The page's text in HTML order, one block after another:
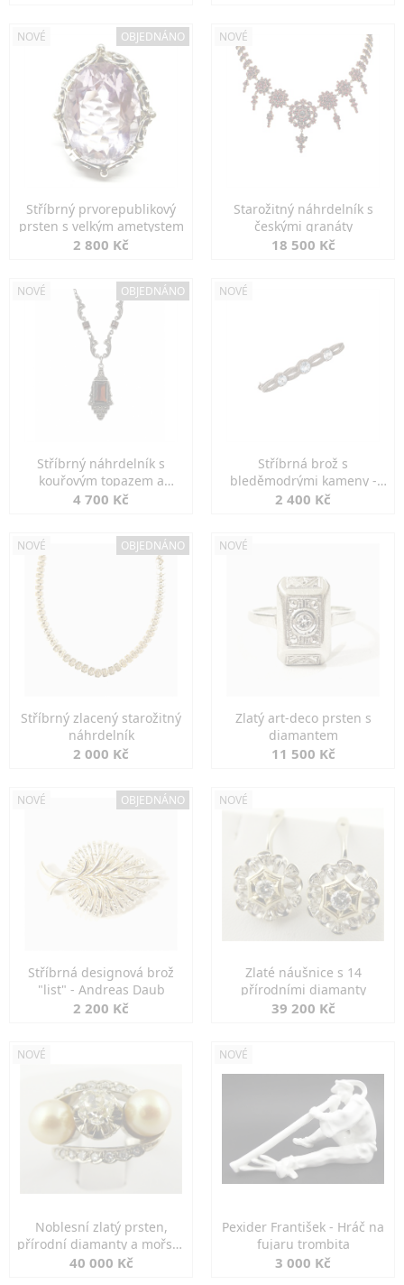
NOVÉ OBJEDNÁNO
Stříbrný prvorepublikový
prsten s velkým ametystem
2 800 Kč
NOVÉ
Starožitný náhrdelník s
českými granáty
18 500 Kč
NOVÉ OBJEDNÁNO
Stříbrný náhrdelník s
kouřovým topazem a
markazity
4 700 Kč
NOVÉ
Stříbrná brož s
bleděmodrými kameny -
jemná elegance
2 400 Kč
NOVÉ OBJEDNÁNO
Stříbrný zlacený starožitný
náhrdelník
2 000 Kč
NOVÉ
Zlatý art-deco prsten s
diamantem
11 500 Kč
NOVÉ OBJEDNÁNO
Stříbrná designová brož
"list" - Andreas Daub
2 200 Kč
NOVÉ
Zlaté náušnice s 14
přírodními diamanty
39 200 Kč
NOVÉ
Noblesní zlatý prsten,
přírodní diamanty a mořské
perly
40 000 Kč
NOVÉ
Pexider František - Hráč na
fujaru trombita
3 000 Kč